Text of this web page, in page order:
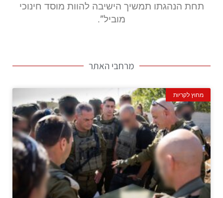
תחת הנהגתו תמשיך הישיבה להוות מוסד חינוכי
מוביל”.
מרחבי האתר
מחוץ לקריות